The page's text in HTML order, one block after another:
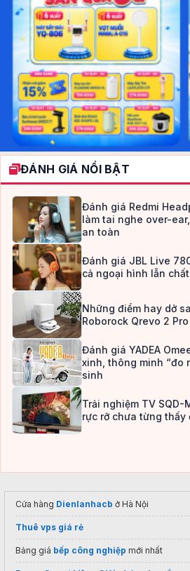
ĐÁNH GIÁ NỔI BẬT
Đánh giá Redmi
làm tai nghe over-
an toàn
Đánh giá JBL Live
cả ngoại hình lẫn
Những điểm hay dở
Roborock Qrevo 2 Pro
Đánh giá YADEA
xinh, thông minh “đo
sinh
Trải nghiệm TV SQD-
rực rỡ chưa từng thấy
Cửa hàng Dienlanhacb ở Hà Nội
Thuê vps giá rẻ
Bảng giá bếp công nghiệp mới nhất